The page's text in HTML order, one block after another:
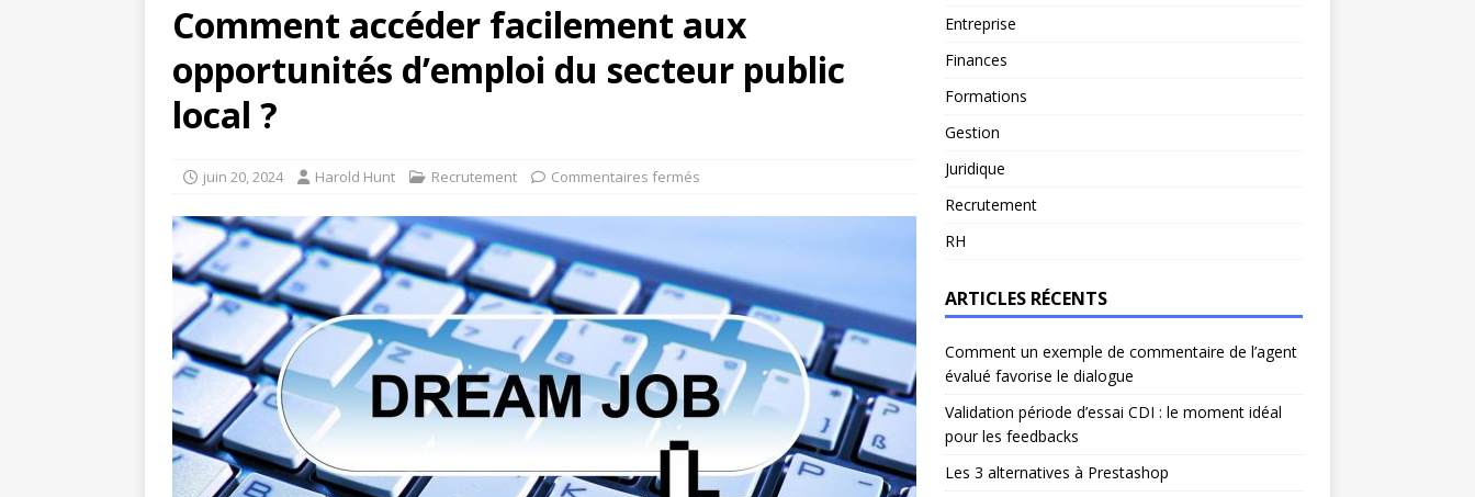
Comment accéder facilement aux
opportunités d’emploi du secteur public
local ?
juin 20, 2024 Harold Hunt Recrutement Commentaires fermés
Entreprise
Finances
Formations
Gestion
Juridique
Recrutement
RH
ARTICLES RÉCENTS
Comment un exemple de commentaire de l’agent
évalué favorise le dialogue
Validation période d’essai CDI : le moment idéal
pour les feedbacks
Les 3 alternatives à Prestashop